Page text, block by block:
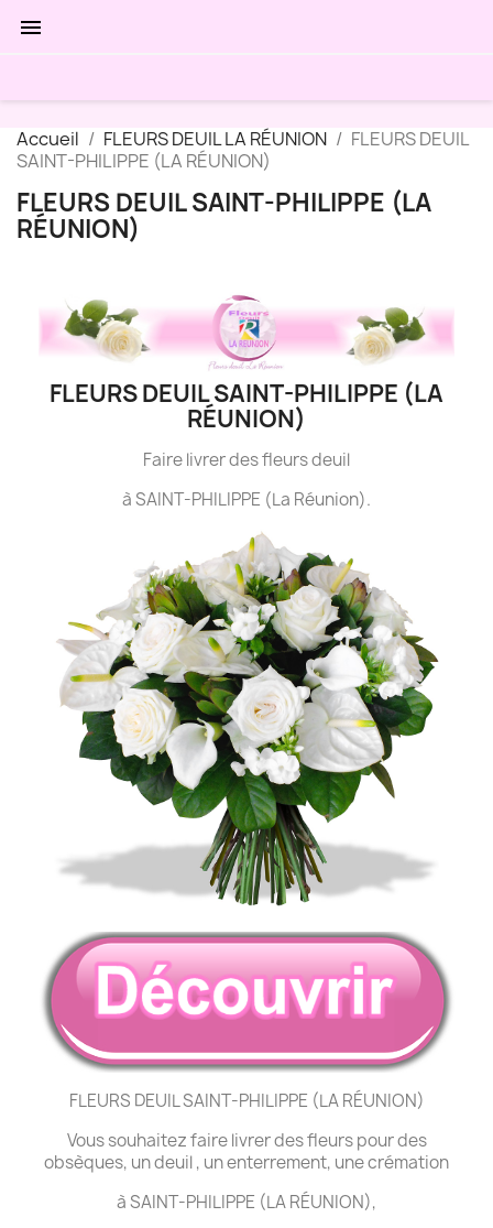

Accueil FLEURS DEUIL LA RÉUNION
FLEURS DEUIL
SAINT-PHILIPPE (LA RÉUNION)
FLEURS DEUIL SAINT-PHILIPPE (LA
RÉUNION)
FLEURS DEUIL SAINT-PHILIPPE (LA
RÉUNION)
Faire livrer des fleurs deuil
à SAINT-PHILIPPE (La Réunion).
FLEURS DEUIL SAINT-PHILIPPE (LA RÉUNION)
Vous souhaitez faire livrer des fleurs pour des
obsèques, un deuil , un enterrement, une crémation
à SAINT-PHILIPPE (LA RÉUNION),